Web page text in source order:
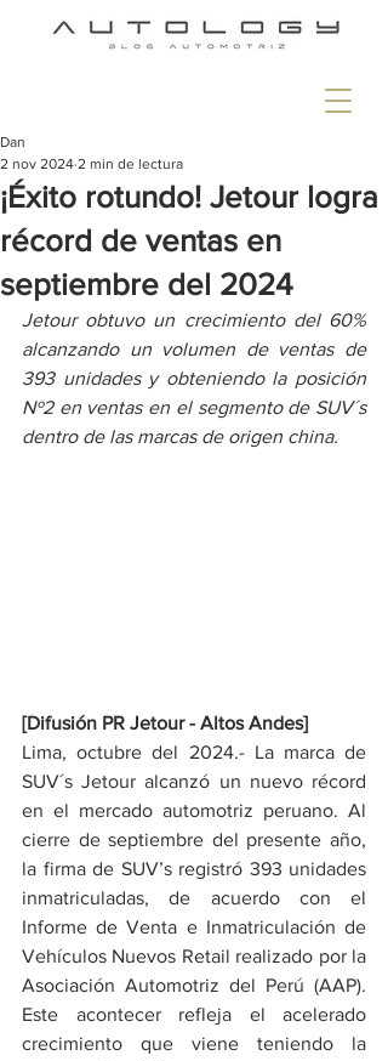
¡Éxito rotundo! Jetour logra
récord de ventas en
septiembre del 2024
Dan
2 nov 2024 2 min de lectura
Jetour obtuvo un crecimiento del 60%
alcanzando un volumen de ventas de
393 unidades y obteniendo la posición
Nº2 en ventas en el segmento de SUV´s
dentro de las marcas de origen china.
[Difusión PR Jetour - Altos Andes]
Lima, octubre del 2024.- La marca de
SUV´s Jetour alcanzó un nuevo récord
en el mercado automotriz peruano. Al
cierre de septiembre del presente año,
la firma de SUV’s registró 393 unidades
inmatriculadas, de acuerdo con el
Informe de Venta e Inmatriculación de
Vehículos Nuevos Retail realizado por la
Asociación Automotriz del Perú (AAP).
Este acontecer refleja el acelerado
crecimiento que viene teniendo la